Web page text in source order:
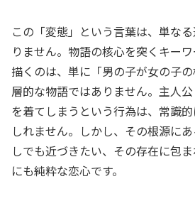
この「変態」という言葉は、単な
りません。物語の核心を突くキー
描くのは、単に「男の子が女の子
層的な物語ではありません。主人
を着てしまうという行為は、常識
しれません。しかし、その根源に
しでも近づきたい、その存在に包
にも純粋な恋心です。